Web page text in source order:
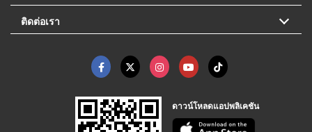
ติดต่อเรา
ดาวน์โหลดแอปพลิเคชัน